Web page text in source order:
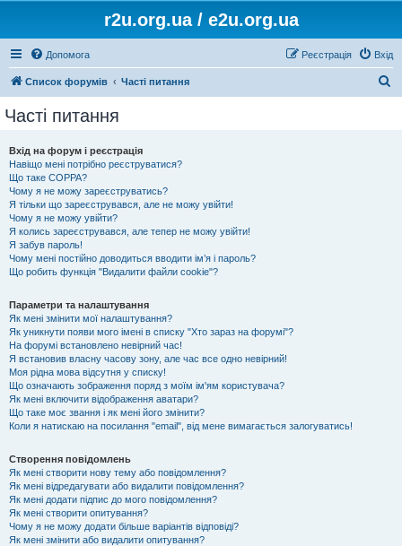
r2u.org.ua / e2u.org.ua
Допомога Вхід
Реєстрація
Список форумів Часті питання
Часті питання
Вхід на форум і реєстрація
Навіщо мені потрібно реєструватися?
Що таке COPPA?
Чому я не можу зареєструватись?
Я тільки що зареєструвався, але не можу увійти!
Чому я не можу увійти?
Я колись зареєструвався, але тепер не можу увійти!
Я забув пароль!
Чому мені постійно доводиться вводити ім’я і пароль?
Що робить функція "Видалити файли cookie"?
Параметри та налаштування
Як мені змінити мої налаштування?
Як уникнути появи мого імені в списку "Хто зараз на форумі"?
На форумі встановлено невірний час!
Я встановив власну часову зону, але час все одно невірний!
Моя рідна мова відсутня у списку!
Що означають зображення поряд з моїм ім'ям користувача?
Як мені включити відображення аватари?
Що таке моє звання і як мені його змінити?
Коли я натискаю на посилання "email", від мене вимагається залогуватись!
Створення повідомлень
Як мені створити нову тему або повідомлення?
Як мені відредагувати або видалити повідомлення?
Як мені додати підпис до мого повідомлення?
Як мені створити опитування?
Чому я не можу додати більше варіантів відповіді?
Як мені змінити або видалити опитування?